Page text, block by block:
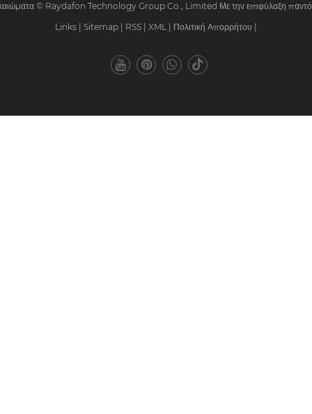
© Raydafon Technology Group Co., Limited Με την επιφύλαξη
Links
Sitemap RSS XML Πολιτική Απορρήτου